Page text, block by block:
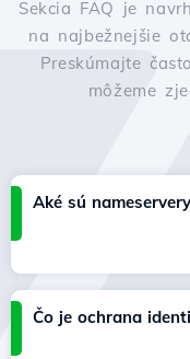
Sekcia FAQ je
na najbežnejšie
Preskúmajte
môžeme
Aké sú
Čo je ochrana